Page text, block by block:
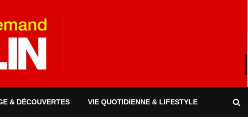
& DÉCOUVERTES VIE QUOTIDIENNE & LIFESTYLE